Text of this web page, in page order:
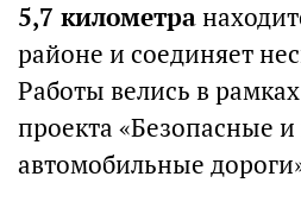
5,7 километра
районе и соединяет
Работы велись в
проекта «Безопасные
автомобильные